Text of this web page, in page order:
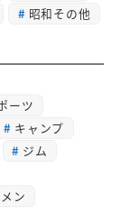
昭和その他
ーツ
キャンプ
ジム
ン